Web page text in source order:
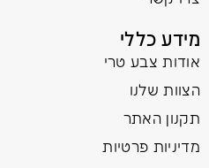
מידע כללי
אודות צבע טרי
הצוות שלנו
תקנון האתר
מדיניות פרטיות